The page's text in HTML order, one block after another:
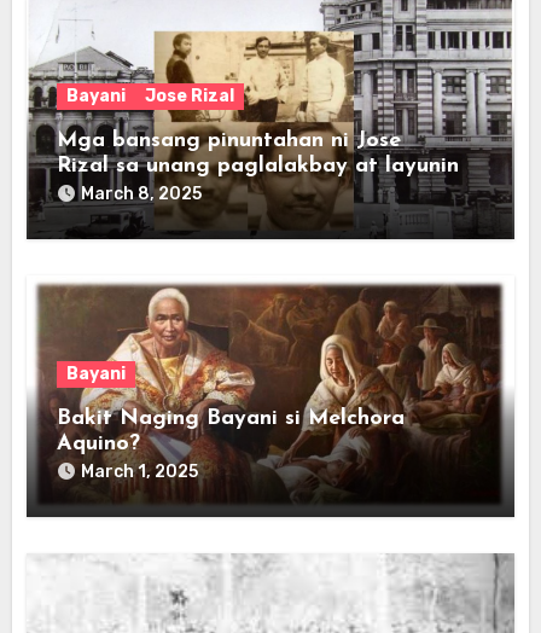
Bayani Jose Rizal
Mga bansang pinuntahan ni Jose
Rizal sa unang paglalakbay at layunin
March 8, 2025
Bayani
Bakit Naging Bayani si Melchora
Aquino?
March 1, 2025